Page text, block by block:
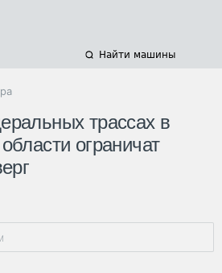
Найти машины
трассах в
ограничат